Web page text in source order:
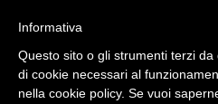
Informativa
Questo sito o gli strumenti terzi
di cookie necessari al
nella cookie policy. Se vuoi